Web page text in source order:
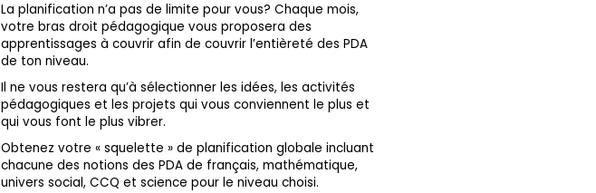
La planification n’a pas de limite pour vous? Chaque mois,
votre bras droit pédagogique vous proposera des
apprentissages à couvrir afin de couvrir l’entièreté des PDA
de ton niveau.
Il ne vous restera qu’à sélectionner les idées, les activités
pédagogiques et les projets qui vous conviennent le plus et
qui vous font le plus vibrer.
Obtenez votre « squelette » de planification globale incluant
chacune des notions des PDA de français, mathématique,
univers social, CCQ et science pour le niveau choisi.